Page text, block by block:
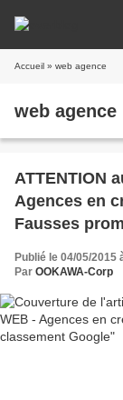
Accueil » web agence
web agence
ATTENTION aux
Agences en
Fausses
Publié le 04/05/2015
Par OOKAWA-Corp